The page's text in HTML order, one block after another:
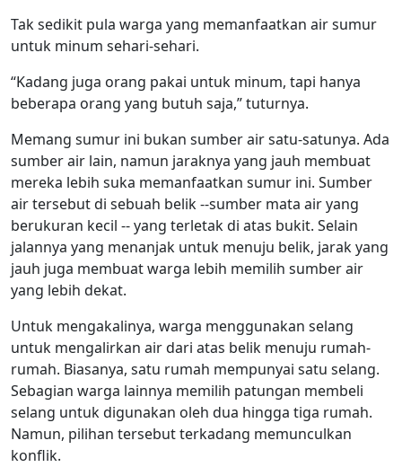
Tak sedikit pula warga yang memanfaatkan air sumur
untuk minum sehari-sehari.
“Kadang juga orang pakai untuk minum, tapi hanya
beberapa orang yang butuh saja,” tuturnya.
Memang sumur ini bukan sumber air satu-satunya. Ada
sumber air lain, namun jaraknya yang jauh membuat
mereka lebih suka memanfaatkan sumur ini. Sumber
air tersebut di sebuah belik --sumber mata air yang
berukuran kecil -- yang terletak di atas bukit. Selain
jalannya yang menanjak untuk menuju belik, jarak yang
jauh juga membuat warga lebih memilih sumber air
yang lebih dekat.
Untuk mengakalinya, warga menggunakan selang
untuk mengalirkan air dari atas belik menuju rumah-
rumah. Biasanya, satu rumah mempunyai satu selang.
Sebagian warga lainnya memilih patungan membeli
selang untuk digunakan oleh dua hingga tiga rumah.
Namun, pilihan tersebut terkadang memunculkan
konflik.